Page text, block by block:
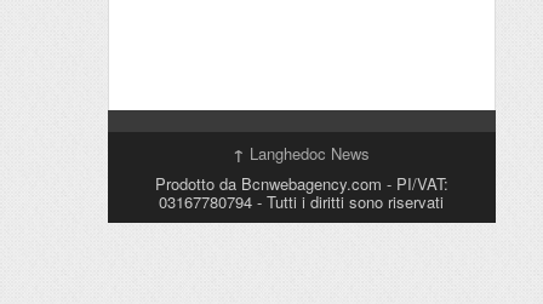
↑ Langhedoc News
Prodotto da Bcnwebagency.com - PI/VAT:
03167780794 - Tutti i diritti sono riservati